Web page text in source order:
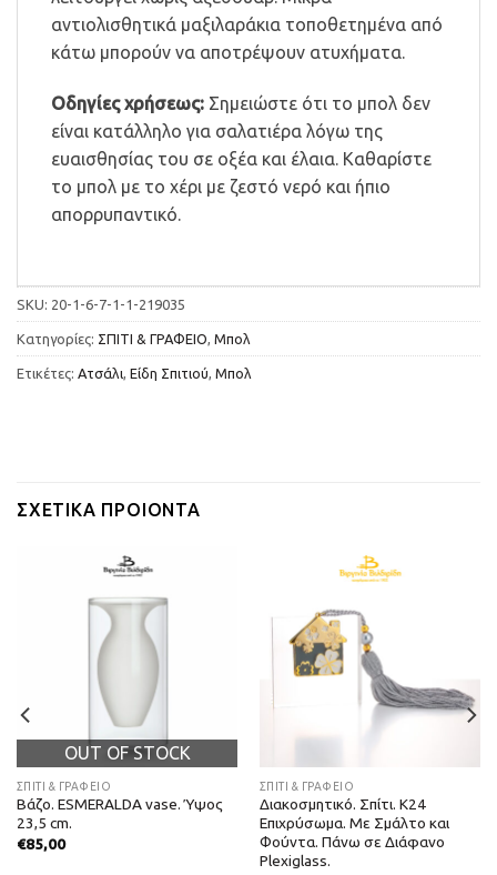
αντιολισθητικά μαξιλαράκια τοποθετημένα από
κάτω μπορούν να αποτρέψουν ατυχήματα.
Οδηγίες χρήσεως: Σημειώστε ότι το μπολ δεν
είναι κατάλληλο για σαλατιέρα λόγω της
ευαισθησίας του σε οξέα και έλαια. Καθαρίστε
το μπολ με το χέρι με ζεστό νερό και ήπιο
απορρυπαντικό.
SKU: 20-1-6-7-1-1-219035
Κατηγορίες: ΣΠΙΤΙ & ΓΡΑΦΕΙΟ, Μπολ
Ετικέτες: Ατσάλι, Είδη Σπιτιού, Μπολ
ΣΧΕΤΙΚΆ ΠΡΟΙΌΝΤΑ
OUT OF STOCK
ΣΠΙΤΙ & ΓΡΑΦΕΙΟ
Βάζο. ESMERALDA vase. Ύψος
23,5 cm.
€85,00
ΣΠΙΤΙ & ΓΡΑΦΕΙΟ
Διακοσμητικό. Σπίτι. Κ24
Επιχρύσωμα. Με Σμάλτο και
Φούντα. Πάνω σε Διάφανο
Plexiglass.